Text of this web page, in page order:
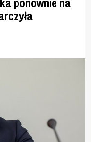
ponownie na